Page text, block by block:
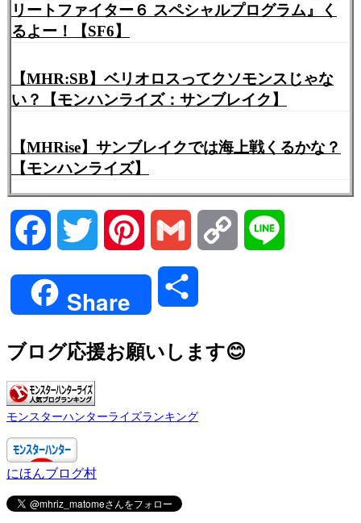
リートファイター６ スペシャルプログラム』く
るよー！【SF6】
【MHR:SB】ベリオロスってクソモンスじゃな
い？【モンハンライズ：サンブレイク】
【MHRise】サンブレイクでは海上戦くるかな？
【モンハンライズ】
Facebook Twitter Pinterest Gmail Copy
Share
ブログ応援お願いします😊
モンスターハンターライズランキング
にほんブログ村